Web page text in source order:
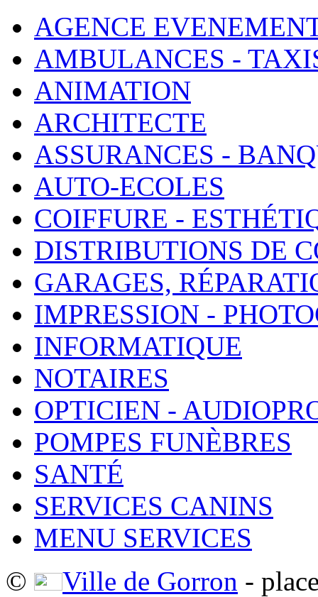
AGENCE
AMBULANCES -
ANIMATION
ARCHITECTE
ASSURANCES -
AUTO-ECOLES
COIFFURE -
DISTRIBUTIONS DE
GARAGES,
IMPRESSION -
INFORMATIQUE
NOTAIRES
OPTICIEN -
POMPES FUNÈBRES
SANTÉ
SERVICES CANINS
MENU SERVICES
©
Ville de Gorron -